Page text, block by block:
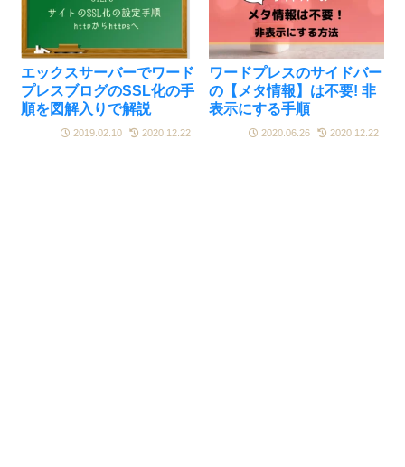
エックスサーバーでワード
プレスブログのSSL化の手
順を図解入りで解説
2019.02.10 2020.12.22
ワードプレスのサイドバー
の【メタ情報】は不要! 非
表示にする手順
2020.06.26 2020.12.22